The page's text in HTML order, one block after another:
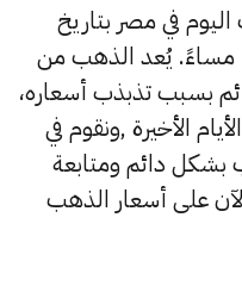
في مصر بتاريخ
الأثنين 10 نوفمبر الساعة 2:00 مساءً. يُعد الذهب من
بسبب تذبذب أسعاره،
الأخيرة ,ونقوم في
بشكل دائم ومتابعة
على أسعار الذهب